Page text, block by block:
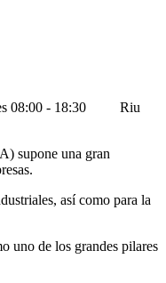
08:00 - 18:30
Riu
supone una gran
así como para la
uno de los grandes pilares